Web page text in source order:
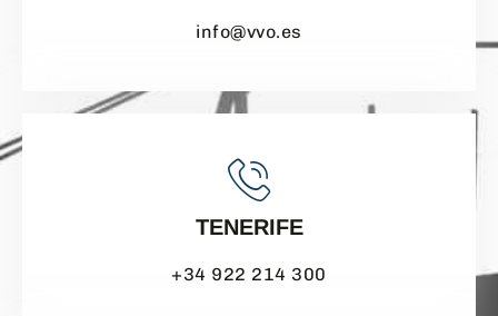
info@vvo.es
TENERIFE
+34 922 214 300